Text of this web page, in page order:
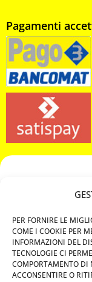
PER FORNIRE LE
COME I COOKIE PER
INFORMAZIONI DEL
TECNOLOGIE CI
COMPORTAMENTO DI
ACCONSENTIRE O
Pagamenti
349 3863811
Privacy Policy